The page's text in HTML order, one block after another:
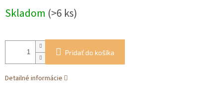
cena:
Skladom (>6 ks)
Pridať do košíka
Detailné informácie